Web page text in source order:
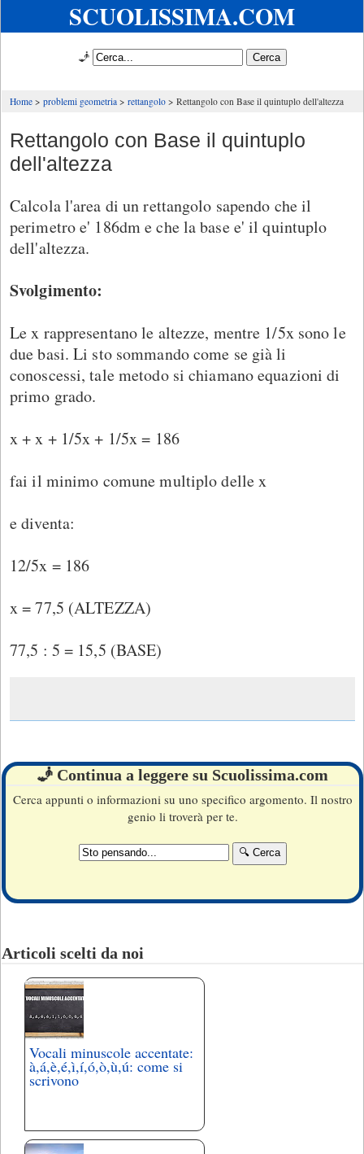
SCUOLISSIMA.COM
🧞
Home problemi geometria rettangolo Rettangolo con Base il quintuplo dell'altezza
Rettangolo con Base il quintuplo
dell'altezza
Calcola l'area di un rettangolo sapendo che il
perimetro e' 186dm e che la base e' il quintuplo
dell'altezza.
Svolgimento:
Le x rappresentano le altezze, mentre 1/5x sono le
due basi. Li sto sommando come se già li
conoscessi, tale metodo si chiamano equazioni di
primo grado.
x + x + 1/5x + 1/5x = 186
fai il minimo comune multiplo delle x
e diventa:
12/5x = 186
x = 77,5 (ALTEZZA)
77,5 : 5 = 15,5 (BASE)
🧞 Continua a leggere su Scuolissima.com
Cerca appunti o informazioni su uno specifico argomento. Il nostro
genio li troverà per te.
Articoli scelti da noi
Vocali minuscole accentate:
à,á,è,é,ì,í,ó,ò,ù,ú: come si
scrivono